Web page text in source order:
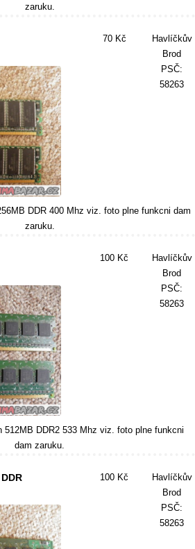
zaruku.
70 Kč
Havlíčkův
Brod
PSČ:
58263
DDR 400 Mhz viz. foto plne funkcni dam
zaruku.
100 Kč
Havlíčkův
Brod
PSČ:
58263
512MB DDR2 533 Mhz viz. foto plne funkcni
dam zaruku.
100 Kč
Havlíčkův
Brod
PSČ:
58263